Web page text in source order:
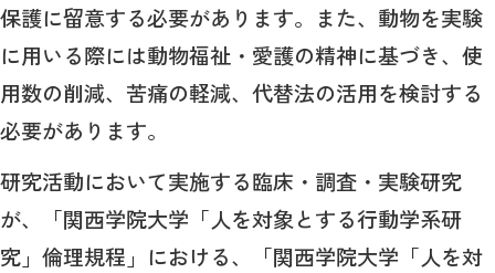
保護に留意する必要があります。また、動物を実験
に用いる際には動物福祉・愛護の精神に基づき、使
用数の削減、苦痛の軽減、代替法の活用を検討する
必要があります。
研究活動において実施する臨床・調査・実験研究
が、「関西学院大学「人を対象とする行動学系研
究」倫理規程」における、「関西学院大学「人を対